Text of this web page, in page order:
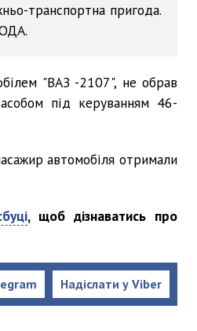
транспортна пригода.
"ВАЗ -2107", не обрав
під керуванням 46-
автомобіля отримали
, щоб дізнаватись про
Надіслати у Viber